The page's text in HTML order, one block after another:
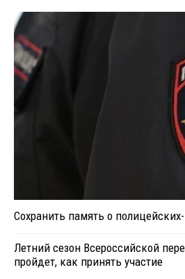
Сохранить память о
Летний сезон Всероссийской
пройдет, как принять участие